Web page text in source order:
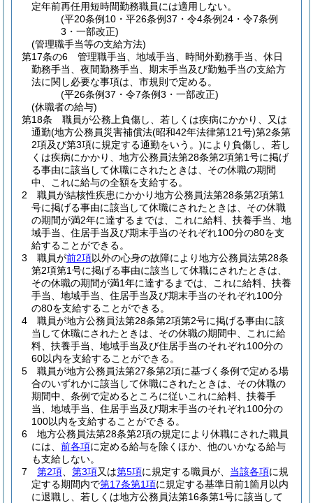
定年前再任用短時間勤務職員には適用しない。
(平20条例10・平26条例37・令4条例24・令7条例
3・一部改正)
(管理職手当等の支給方法)
第17条の6
管理職手当、地域手当、時間外勤務手当、休日
勤務手当、夜間勤務手当、期末手当及び勤勉手当の支給方
法に関し必要な事項は、市規則で定める。
(平26条例37・令7条例3・一部改正)
(休職者の給与)
第18条
職員が公務上負傷し、若しくは疾病にかかり、又は
通勤(地方公務員災害補償法(昭和42年法律第121号)第2条第
2項及び第3項に規定する通勤をいう。)により負傷し、若し
くは疾病にかかり、地方公務員法第28条第2項第1号に掲げ
る事由に該当して休職にされたときは、その休職の期間
中、これに給与の全額を支給する。
2
職員が結核性疾患にかかり地方公務員法第28条第2項第1
号に掲げる事由に該当して休職にされたときは、その休職
の期間が満2年に達するまでは、これに給料、扶養手当、地
域手当、住居手当及び期末手当のそれぞれ100分の80を支
給することができる。
3
職員が前2項以外の心身の故障により地方公務員法第28条
第2項第1号に掲げる事由に該当して休職にされたときは、
その休職の期間が満1年に達するまでは、これに給料、扶養
手当、地域手当、住居手当及び期末手当のそれぞれ100分
の80を支給することができる。
4
職員が地方公務員法第28条第2項第2号に掲げる事由に該
当して休職にされたときは、その休職の期間中、これに給
料、扶養手当、地域手当及び住居手当のそれぞれ100分の
60以内を支給することができる。
5
職員が地方公務員法第27条第2項に基づく条例で定める場
合のいずれかに該当して休職にされたときは、その休職の
期間中、条例で定めるところに従いこれに給料、扶養手
当、地域手当、住居手当及び期末手当のそれぞれ100分の
100以内を支給することができる。
6
地方公務員法第28条第2項の規定により休職にされた職員
には、 前各項に定める給与を除くほか、他のいかなる給与
も支給しない。
7
第2項 第3項又は第5項に規定する職員が、 当該各項に規
定する期間内で第17条第1項に規定する基準日前1箇月以内
に退職し、若しくは地方公務員法第16条第1号に該当して